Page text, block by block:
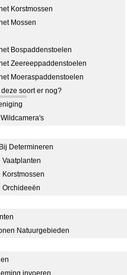
Korstmossen
Mossen
Bospaddenstoelen
Zeereeppaddenstoelen
Moeraspaddenstoelen
deze soort er nog?
Wildcamera's
Determineren
Vaatplanten
Korstmossen
Orchideeën
Natuurgebieden
invoeren